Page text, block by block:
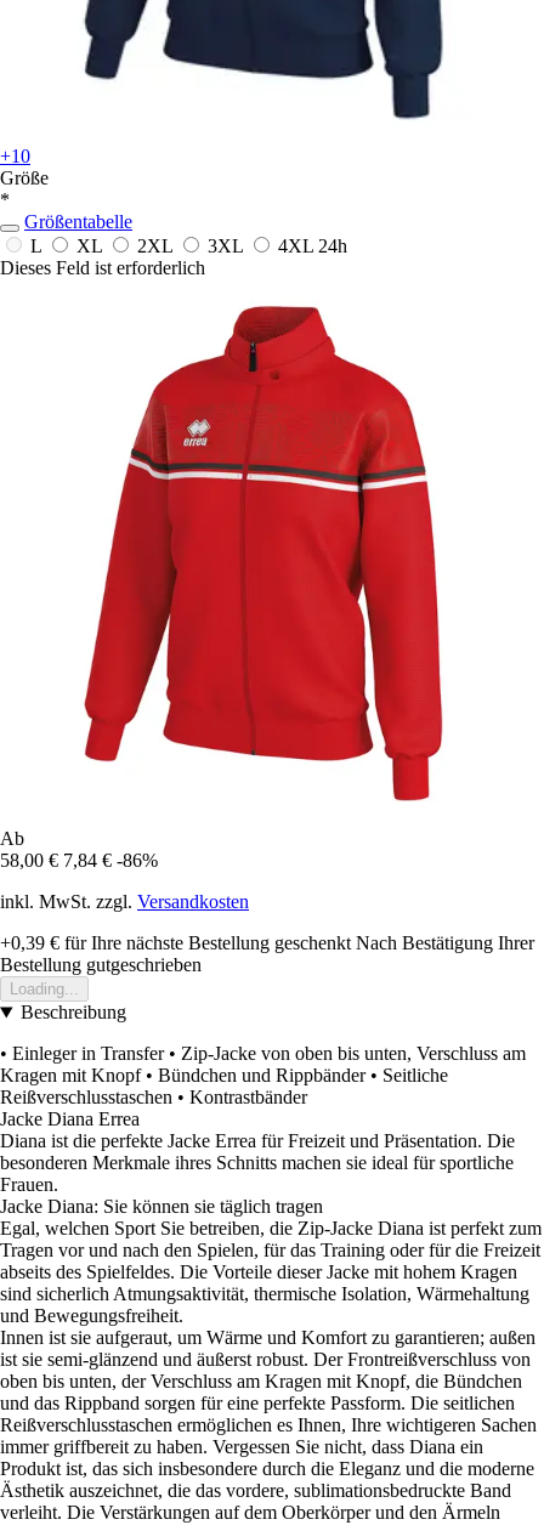
+10
Größe
*
Größentabelle
L
XL 2XL 3XL 4XL 24h
Dieses Feld ist erforderlich
Ab
58,00 € 7,84 € -86%
inkl. MwSt. zzgl. Versandkosten
+0,39 € für Ihre nächste Bestellung geschenkt Nach Bestätigung Ihrer
Bestellung gutgeschrieben
Loading...
Beschreibung
• Einleger in Transfer • Zip-Jacke von oben bis unten, Verschluss am
Kragen mit Knopf • Bündchen und Rippbänder • Seitliche
Reißverschlusstaschen • Kontrastbänder
Jacke Diana Errea
Diana ist die perfekte Jacke Errea für Freizeit und Präsentation. Die
besonderen Merkmale ihres Schnitts machen sie ideal für sportliche
Frauen.
Jacke Diana: Sie können sie täglich tragen
Egal, welchen Sport Sie betreiben, die Zip-Jacke Diana ist perfekt zum
Tragen vor und nach den Spielen, für das Training oder für die Freizeit
abseits des Spielfeldes. Die Vorteile dieser Jacke mit hohem Kragen
sind sicherlich Atmungsaktivität, thermische Isolation, Wärmehaltung
und Bewegungsfreiheit.
Innen ist sie aufgeraut, um Wärme und Komfort zu garantieren; außen
ist sie semi-glänzend und äußerst robust. Der Frontreißverschluss von
oben bis unten, der Verschluss am Kragen mit Knopf, die Bündchen
und das Rippband sorgen für eine perfekte Passform. Die seitlichen
Reißverschlusstaschen ermöglichen es Ihnen, Ihre wichtigeren Sachen
immer griffbereit zu haben. Vergessen Sie nicht, dass Diana ein
Produkt ist, das sich insbesondere durch die Eleganz und die moderne
Ästhetik auszeichnet, die das vordere, sublimationsbedruckte Band
verleiht. Die Verstärkungen auf dem Oberkörper und den Ärmeln